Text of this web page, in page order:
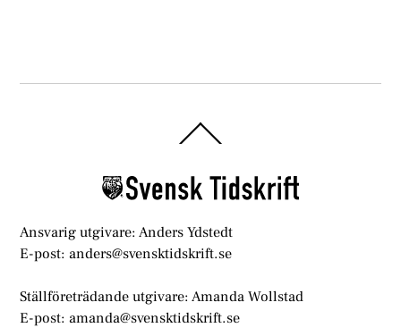
To
Ansvarig utgivare: Anders Ydstedt
E-post: anders@svensktidskrift.se
Ställföreträdande utgivare: Amanda Wollstad
E-post: amanda@svensktidskrift.se